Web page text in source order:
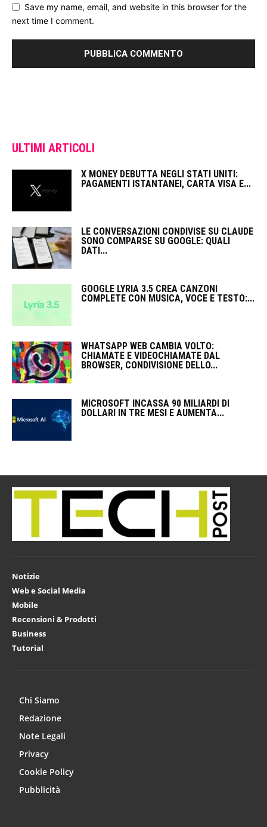
Save my name, email, and website in this browser for the
next time I comment.
ULTIMI ARTICOLI
X MONEY DEBUTTA NEGLI STATI UNITI:
PAGAMENTI ISTANTANEI, CARTA VISA E...
LE CONVERSAZIONI CONDIVISE SU CLAUDE
SONO COMPARSE SU GOOGLE: QUALI
DATI...
GOOGLE LYRIA 3.5 CREA CANZONI
COMPLETE CON MUSICA, VOCE E TESTO:...
WHATSAPP WEB CAMBIA VOLTO:
CHIAMATE E VIDEOCHIAMATE DAL
BROWSER, CONDIVISIONE DELLO...
MICROSOFT INCASSA 90 MILIARDI DI
DOLLARI IN TRE MESI E AUMENTA...
Notizie
Web e Social Media
Mobile
Recensioni & Prodotti
Business
Tutorial
Chi Siamo
Redazione
Note Legali
Privacy
Cookie Policy
Pubblicità